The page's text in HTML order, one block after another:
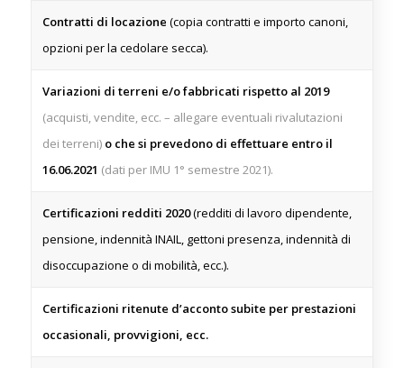
Contratti di locazione (copia contratti e importo canoni,
opzioni per la cedolare secca).
Variazioni di terreni e/o fabbricati rispetto al 2019
(acquisti, vendite, ecc. – allegare eventuali rivalutazioni
dei terreni) o che si prevedono di effettuare entro il
16.06.2021 (dati per IMU 1° semestre 2021).
Certificazioni redditi 2020(redditi di lavoro dipendente,
pensione, indennità INAIL, gettoni presenza, indennità di
disoccupazione o di mobilità, ecc.).
Certificazioni ritenute d’acconto subite per prestazioni
occasionali, provvigioni, ecc.